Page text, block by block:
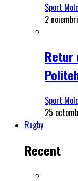
Sport
2
Retur
Sport
25
Rugby
Recent